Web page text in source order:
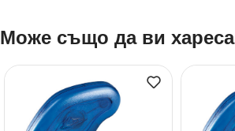
Може също да ви хареса